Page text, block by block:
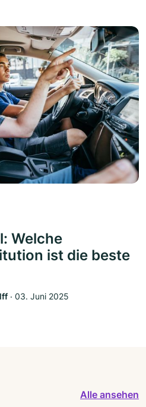
Welche
ist die beste
‧ 03. Juni 2025
Alle ansehen